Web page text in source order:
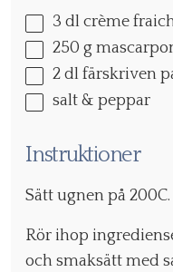
3 dl crème
250 g
2 dl färskriven
salt & peppar
Instruktioner
Sätt ugnen på 200C.
Rör ihop
och smaksätt med